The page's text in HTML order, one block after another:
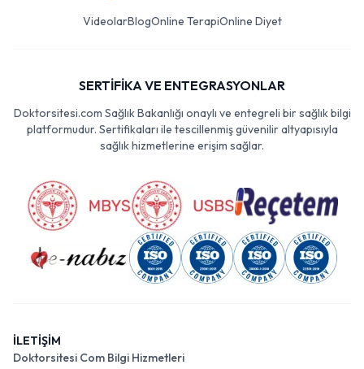
VideolarBlogOnline TerapiOnline Diyet
SERTİFİKA VE ENTEGRASYONLAR
Doktorsitesi.com Sağlık Bakanlığı onaylı ve entegreli bir sağlık bilgi
platformudur. Sertifikaları ile tescillenmiş güvenilir altyapısıyla
sağlık hizmetlerine erişim sağlar.
İLETİŞİM
Doktorsitesi Com Bilgi Hizmetleri